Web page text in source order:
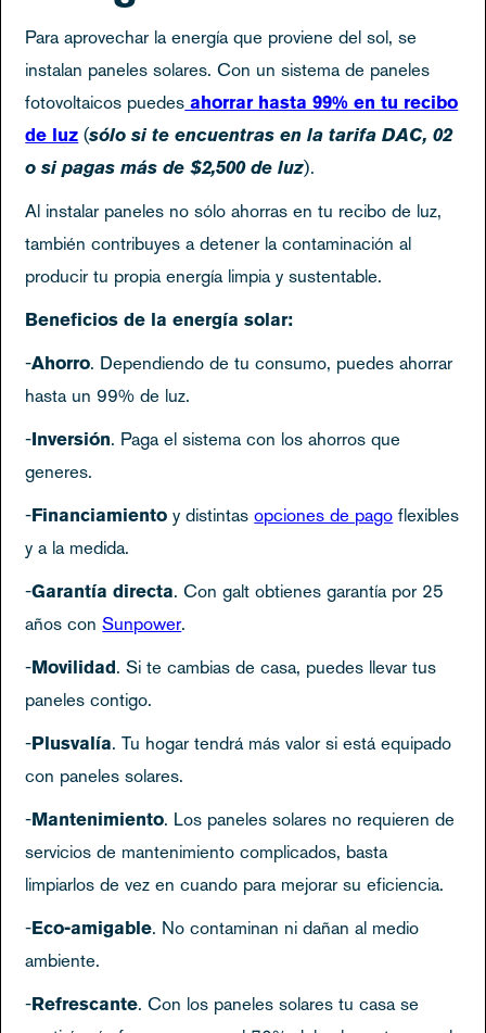
Para aprovechar la energía que proviene del sol, se
instalan paneles solares. Con un sistema de paneles
fotovoltaicos puedes ahorrar hasta 99% en tu recibo
de luz (sólo si te encuentras en la tarifa DAC, 02
o si pagas más de $2,500 de luz).
Al instalar paneles no sólo ahorras en tu recibo de luz,
también contribuyes a detener la contaminación al
producir tu propia energía limpia y sustentable.
Beneficios de la energía solar:
-Ahorro. Dependiendo de tu consumo, puedes ahorrar
hasta un 99% de luz.
-Inversión. Paga el sistema con los ahorros que
generes.
-Financiamiento y distintasopciones de pago flexibles
y a la medida.
-Garantía directa. Con galt obtienes garantía por 25
años conSunpower.
-Movilidad. Si te cambias de casa, puedes llevar tus
paneles contigo.
-Plusvalía. Tu hogar tendrá más valor si está equipado
con paneles solares.
-Mantenimiento. Los paneles solares no requieren de
servicios de mantenimiento complicados, basta
limpiarlos de vez en cuando para mejorar su eficiencia.
-Eco-amigable. No contaminan ni dañan al medio
ambiente.
-Refrescante. Con los paneles solares tu casa se